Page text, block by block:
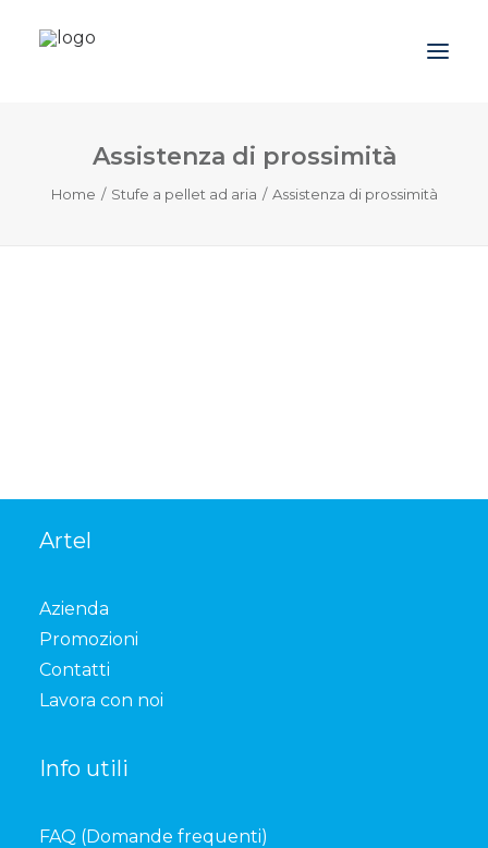
Azienda
Prodotti
Assistenza di prossimità
Home Stufe a pellet ad aria Assistenza di prossimità
Artel
Azienda
Promozioni
Contatti
Lavora con noi
Info utili
FAQ (Domande frequenti)